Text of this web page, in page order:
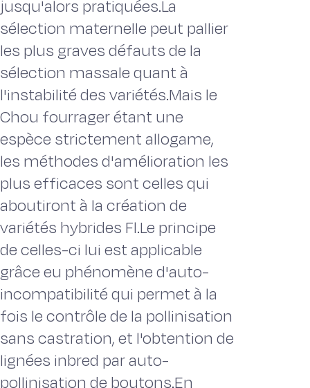
jusqu'alors pratiquées.La
sélection maternelle peut pallier
les plus graves défauts de la
sélection massale quant à
l'instabilité des variétés.Mais le
Chou fourrager étant une
espèce strictement allogame,
les méthodes d'amélioration les
plus efficaces sont celles qui
aboutiront à la création de
variétés hybrides Fl.Le principe
de celles-ci lui est applicable
grâce eu phénomène d'auto-
incompatibilité qui permet à la
fois le contrôle de la pollinisation
sans castration, et l'obtention de
lignées inbred par auto-
pollinisation de boutons.En